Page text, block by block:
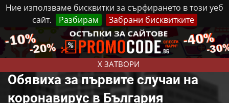
Ние използваме бисквитки за сърфирането в този уеб
сайт.
Разбирам Забрани бисквитките
X ЗАТВОРИ
Петък, 7 Август, 2026 Реклама Контакти
Обявиха за първите случаи на
коронавирус в България